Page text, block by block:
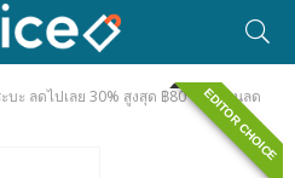
บะ ลดไปเลย 30% สูงสุด ฿80 โค้ดส่วนลด
EDITOR CHOICE